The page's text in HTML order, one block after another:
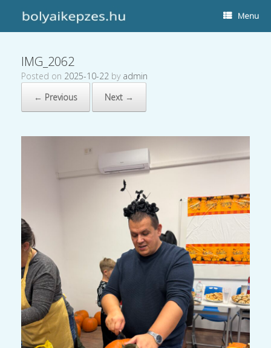
Menu
IMG_2062
Posted on 2025-10-22 by admin
← Previous
Next →